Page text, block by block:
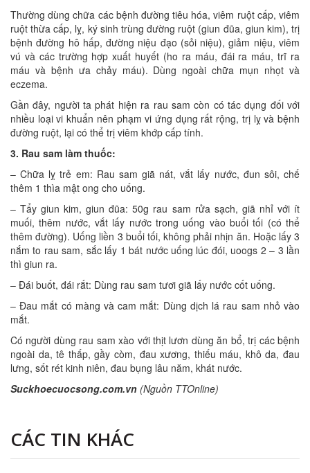
Thường dùng chữa các bệnh đường tiêu hóa, viêm ruột cấp, viêm
ruột thừa cấp, lỵ, ký sinh trùng đường ruột (giun đũa, giun kim), trị
bệnh đường hô hấp, đường niệu đạo (sỏi niệu), giảm niệu, viêm
vú và các trường hợp xuất huyết (ho ra máu, đái ra máu, trĩ ra
máu và bệnh ưa chảy máu). Dùng ngoài chữa mụn nhọt và
eczema.
Gần đây, người ta phát hiện ra rau sam còn có tác dụng đối với
nhiều loại vi khuẩn nên phạm vi ứng dụng rất rộng, trị lỵ và bệnh
đường ruột, lại có thể trị viêm khớp cấp tính.
3. Rau sam làm thuốc:
– Chữa lỵ trẻ em: Rau sam giã nát, vắt lấy nước, đun sôi, chế
thêm 1 thìa mật ong cho uống.
– Tẩy giun kim, giun đũa: 50g rau sam rửa sạch, giã nhỉ với ít
muối, thêm nước, vắt lấy nước trong uống vào buổi tối (có thể
thêm đường). Uống liền 3 buổi tối, không phải nhịn ăn. Hoặc lấy 3
nắm to rau sam, sắc lấy 1 bát nước uống lúc đói, uoogs 2 – 3 lần
thì giun ra.
– Đái buốt, đái rắt: Dùng rau sam tươi giã lấy nước cốt uống.
– Đau mắt có màng và cam mắt: Dùng dịch lá rau sam nhỏ vào
mắt.
Có người dùng rau sam xào với thịt lươn dùng ăn bổ, trị các bệnh
ngoài da, tê thấp, gầy còm, đau xương, thiếu máu, khô da, đau
lưng, sốt rét kinh niên, đau bụng lâu năm, khát nước.
Suckhoecuocsong.com.vn (Nguồn TTOnline)
CÁC TIN KHÁC